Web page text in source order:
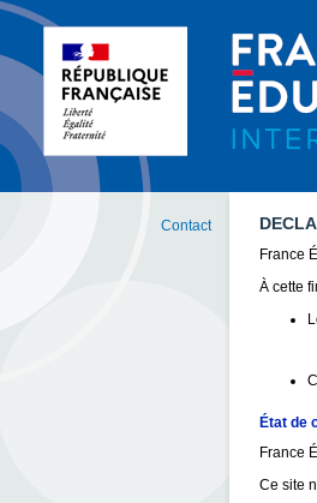
Contact
France
À cette
État de
France
Ce site